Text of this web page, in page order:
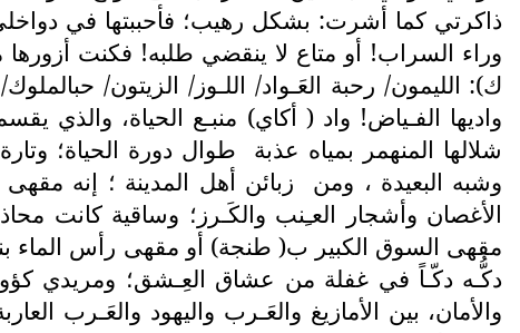
ذاكرتي كما أشرت: بشكل رهيب؛ فأحببتها في
وراء السراب! أو متاع لا ينقضي طلبه! فكنت أزورها
ك): الليمون/ رحبة العَـواد/ اللـوز/ الزيتون/
واديها الفـياض! واد ( أكاي) منبـع الحياة، والذي
شلالها المنهمر بمياه عذبة
طوال دورة الحياة؛
وشبه البعيدة ، ومن
زبائن أهل المدينة ؛ إنه
الأغصان وأشجار العـِنب والكَـرز؛ وساقية كانت
مقهى السوق الكبير ب( طنجة) أو مقهى رأس الماء
دكُّـه دكّـاً في غفلة من عشاق العِـشق؛ ومريدي
والأمان، بين الأمازيغ والعَـرب واليهود والعَـرب